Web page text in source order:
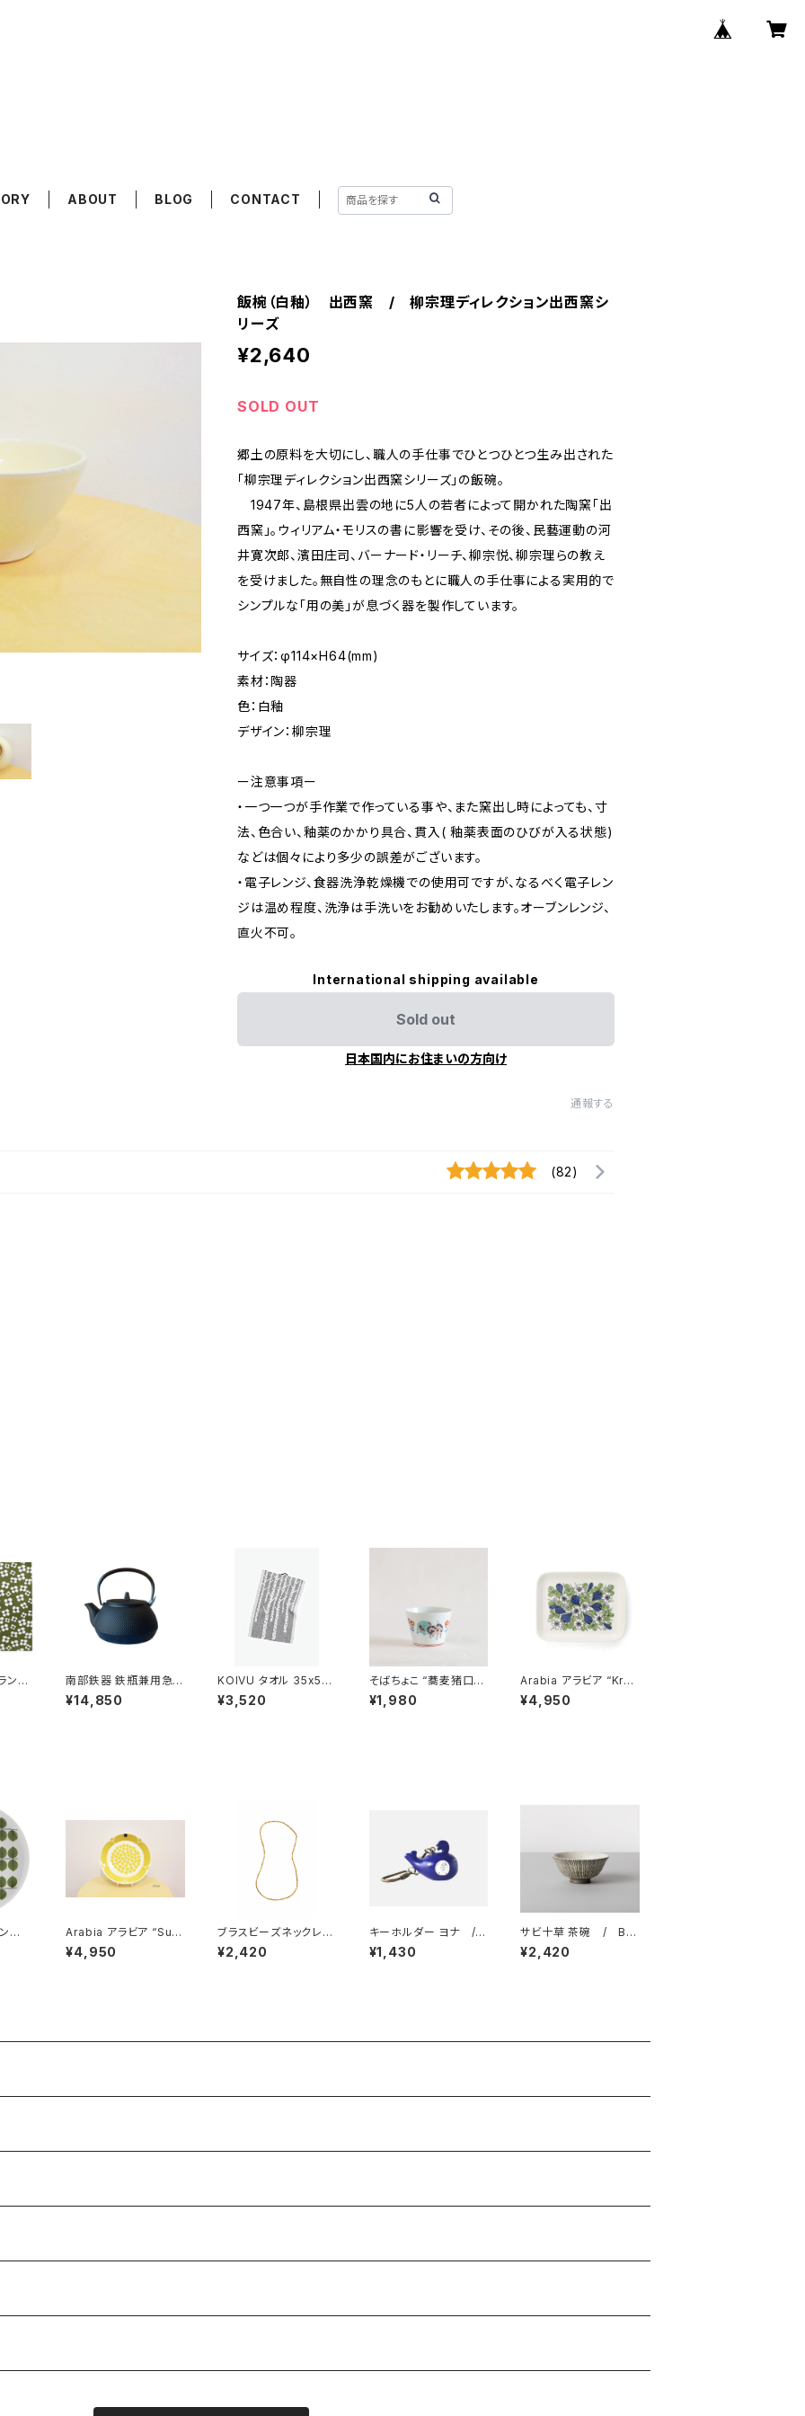
ABOUT BLOG CONTACT
飯椀（白釉） 出西窯 / 柳宗理ディレクション出西窯シ
リーズ
¥2,640
SOLD OUT
郷土の原料を大切にし、職人の手仕事でひとつひとつ生み出された
「柳宗理ディレクション出西窯シリーズ」の飯碗。
1947年、島根県出雲の地に5人の若者によって開かれた陶窯「出
西窯」。ウィリアム・モリスの書に影響を受け、その後、民藝運動の河
井寛次郎、濱田庄司、バーナード・リーチ、柳宗悦、柳宗理らの教え
を受けました。無自性の理念のもとに職人の手仕事による実用的で
シンプルな「用の美」が息づく器を製作しています。
サイズ：φ114×H64(mm)
素材：陶器
色：白釉
デザイン：柳宗理
ー注意事項ー
・一つ一つが手作業で作っている事や、また窯出し時によっても、寸
法、色合い、釉薬のかかり具合、貫入( 釉薬表面のひびが入る状態)
などは個々により多少の誤差がございます。
・電子レンジ、食器洗浄乾燥機での使用可ですが、なるべく電子レン
ジは温め程度、洗浄は手洗いをお勧めいたします。オーブンレンジ、
直火不可。
International shipping available
Sold out
日本国内にお住まいの方向け
通報する
(82)
ンチ
南部鉄器 鉄瓶兼用急須
5型新アラレ IH対応 /
岩鋳
¥14,850
KOIVU タオル 35x50
cm ／ LAPUAN K
ANKURIT（ラプアン カ
¥3,520
そばちょこ “蕎麦猪口大
事典 色絵 ユニコー
ン” 波佐見焼
¥1,980
Arabia アラビア “Krok
us クロッカス” プレー
ト 15x19cm
¥4,950
Arabia アラビア “Sun
nuntai スンヌンタイ”
プレート21cm 復刻版
¥4,950
ブラスビーズネックレス
S ／ fog linen wo
rk フォグリネンワーク
¥2,420
キーホルダー ヨナ /
Lisa Larson リサ・ラ
ーソン
¥1,430
サビ十草 茶碗 / BA
RBAR 波佐見焼
¥2,420